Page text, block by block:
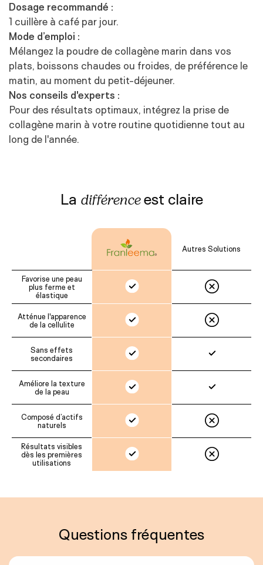
Dosage recommandé :
1 cuillère à café par jour.
Mode d’emploi :
Mélangez la poudre de collagène marin dans vos
plats, boissons chaudes ou froides, de préférence le
matin, au moment du petit-déjeuner.
Nos conseils d'experts :
Pour des résultats optimaux, intégrez la prise de
collagène marin à votre routine quotidienne tout au
long de l'année.
La différenceest claire
Autres Solutions
Favorise une peau
plus ferme et
élastique
Atténue l'apparence
de la cellulite
Sans effets
secondaires
Améliore la texture
de la peau
Composé d’actifs
naturels
Résultats visibles
dès les premières
utilisations
Questions fréquentes